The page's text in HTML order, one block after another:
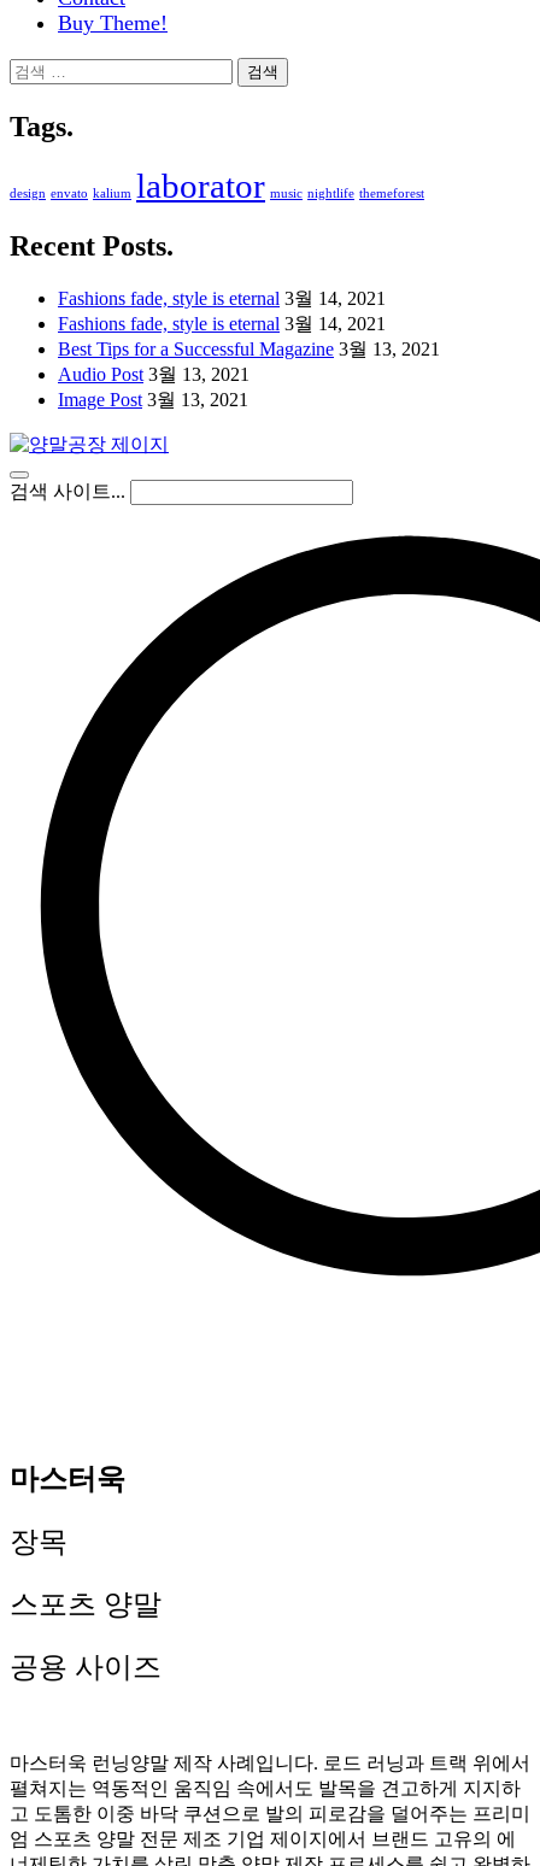
Buy Theme!
검
Tags.
design envato kalium laborator music nightlife themeforest
Recent Posts.
Fashions fade, style is eternal 3월 14, 2021
Fashions fade, style is eternal 3월 14, 2021
Best Tips for a Successful Magazine 3월 13, 2021
Audio Post 3월 13, 2021
Image Post 3월 13, 2021
검색 사이트...
마스터욱
장목
스포츠 양말
공용 사이즈
마스터욱 런닝양말 제작 사례입니다. 로드 러닝과 트랙 위에서
펼쳐지는 역동적인 움직임 속에서도 발목을 견고하게 지지하
고 도톰한 이중 바닥 쿠션으로 발의 피로감을 덜어주는 프리미
엄 스포츠 양말 전문 제조 기업 제이지에서 브랜드 고유의 에